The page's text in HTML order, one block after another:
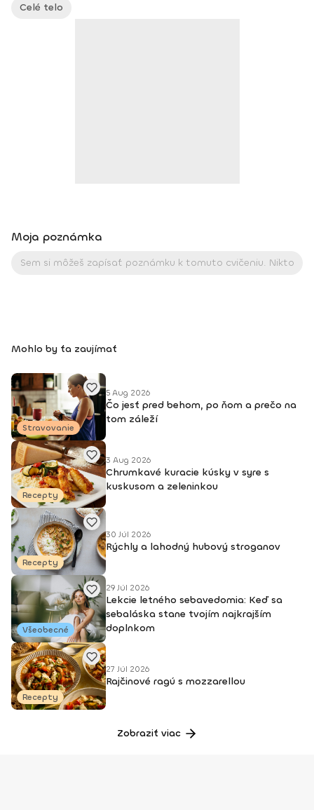
Celé telo
Moja poznámka
Mohlo by ťa zaujímať
Stravovanie
5 Aug 2026
Čo jesť pred behom, po ňom a prečo na
tom záleží
Recepty
3 Aug 2026
Chrumkavé kuracie kúsky v syre s
kuskusom a zeleninkou
Recepty
30 Júl 2026
Rýchly a lahodný hubový stroganov
Všeobecné
29 Júl 2026
Lekcie letného sebavedomia: Keď sa
sebaláska stane tvojím najkrajším
doplnkom
Recepty
27 Júl 2026
Rajčinové ragú s mozzarellou
Zobraziť viac